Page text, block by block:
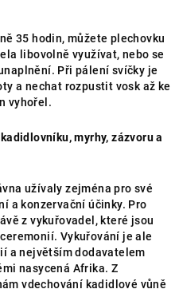
35 hodin, můžete plechovku
libovolně využívat, nebo se
Při pálení svíčky je
a nechat rozpustit vosk až ke
vyhořel.
myrhy, zázvoru a
užívaly zejména pro své
a konzervační účinky. Pro
z vykuřovadel, které jsou
Vykuřování je ale
a největším dodavatelem
nasycená Afrika. Z
vdechování kadidlové vůně